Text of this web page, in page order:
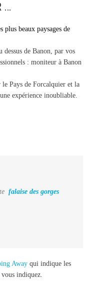
…
plus beaux paysages de
dessus de Banon, par vos
: moniteur à Banon
Pays de Forcalquier et la
expérience inoubliable.
falaise des gorges
Away qui indique les
indiquez.